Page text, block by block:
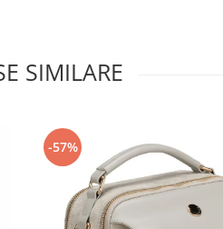
SIMILARE
-57%